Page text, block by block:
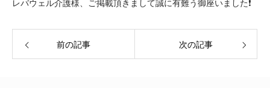
レバウェル介護様、ご掲載頂きまして誠に有難う御座いました❗️
前の記事 次の記事